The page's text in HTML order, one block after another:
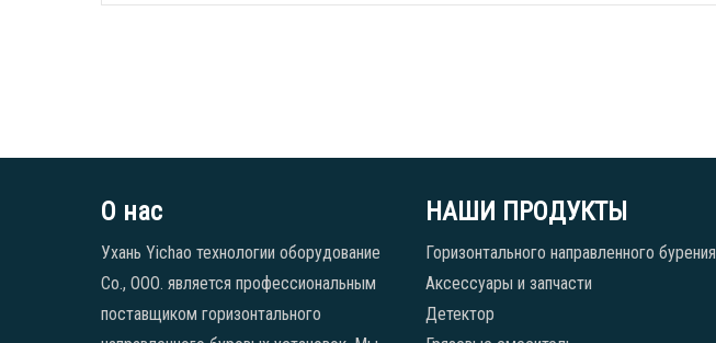
О нас
Ухань Yichao технологии оборудование
Co., ООО. является профессиональным
поставщиком горизонтального
НАШИ ПРОДУКТЫ
Горизонтального направленного бурения
Аксессуары и запчасти
Детектор